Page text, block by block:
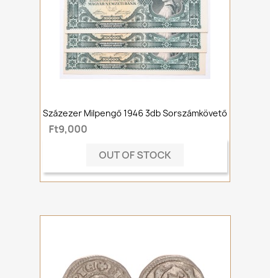
Százezer Milpengő 1946 3db Sorszámkövető
Ft9,000
OUT OF STOCK